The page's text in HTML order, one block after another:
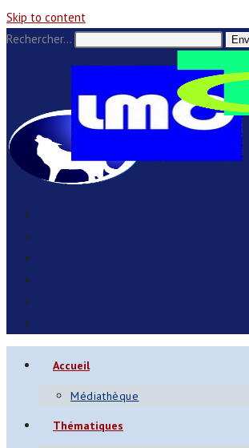
Skip to content
Rechercher…
Accueil
Médiathèque
Thématiques